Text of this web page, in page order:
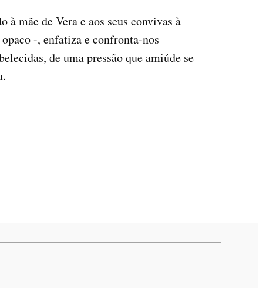
à mãe de Vera e aos seus convivas à
-, enfatiza e confronta-nos
de uma pressão que amiúde se